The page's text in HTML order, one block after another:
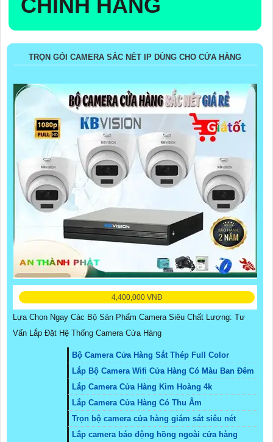
CHÍNH HÃNG
TRỌN GÓI CAMERA SẮC NÉT IP DÙNG CHO CỬA HÀNG
4,400,000 VNĐ
Lựa Chọn Ngay Các Bộ Sản Phẩm Camera Siêu Chất Lượng: Tư
Vấn Lắp Đặt Hệ Thống Camera Cửa Hàng
Bộ Camera Cửa Hàng Sắt Thép Full Color
Lắp Bộ Camera Wifi Cửa Hàng Có Màu Ban Đêm
Lắp Camera Cửa Hàng Kim Hoàng 4k
Lắp Camera Cửa Hàng Có Thu Âm
Trọn bộ camera cửa hàng giám sát siêu nét
Lắp camera báo động hồng ngoài cửa hàng